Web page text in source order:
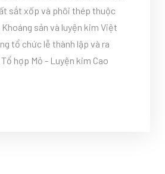
sắt xốp và phôi thép thuộc
sản và luyện kim Việt
tổ chức lễ thành lập và ra
hợp Mỏ - Luyện kim Cao